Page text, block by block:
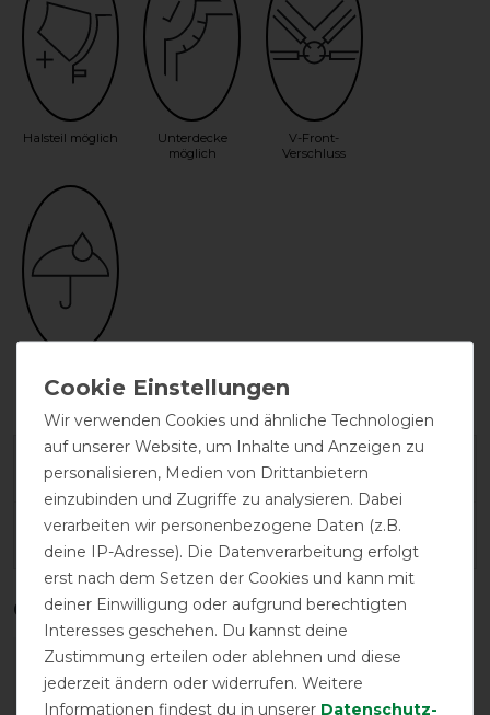
Halsteil möglich
Unterdecke
möglich
V-Front-
Verschluss
Herstellergarantie
Wasch- und Pflegehinweis
Qualitätsstufen
Wir verwenden Cookies und ähnliche Technologien
auf unserer Website, um Inhalte und Anzeigen zu
personalisieren, Medien von Drittanbietern
einzubinden und Zugriffe zu analysieren. Dabei
verarbeiten wir personenbezogene Daten (z.B.
deine IP-Adresse). Die Datenverarbeitung erfolgt
erst nach dem Setzen der Cookies und kann mit
deiner Einwilligung oder aufgrund berechtigten
Interesses geschehen. Du kannst deine
Zustimmung erteilen oder ablehnen und diese
jederzeit ändern oder widerrufen. Weitere
Informationen findest du in unserer Daten­schutz­